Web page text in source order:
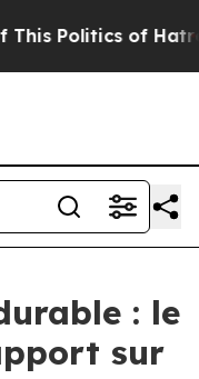
Politics of Hatred”
: le
sur